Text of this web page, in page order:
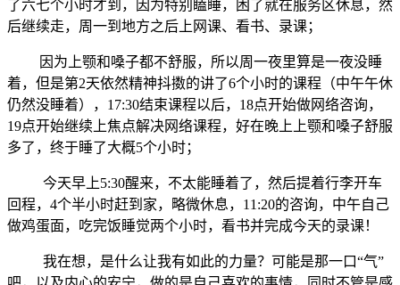
了六七个小时才到，因为特别瞌睡，困了就在服务区休息，然
后继续走，周一到地方之后上网课、看书、录课；
因为上颚和嗓子都不舒服，所以周一夜里算是一夜没睡
着，但是第2天依然精神抖擞的讲了6个小时的课程（中午午休
仍然没睡着），17:30结束课程以后，18点开始做网络咨询，
19点开始继续上焦点解决网络课程，好在晚上上颚和嗓子舒服
多了，终于睡了大概5个小时；
今天早上5:30醒来，不太能睡着了，然后提着行李开车
回程，4个半小时赶到家，略微休息，11:20的咨询，中午自己
做鸡蛋面，吃完饭睡觉两个小时，看书并完成今天的录课！
我在想，是什么让我有如此的力量？可能是那一口“气”